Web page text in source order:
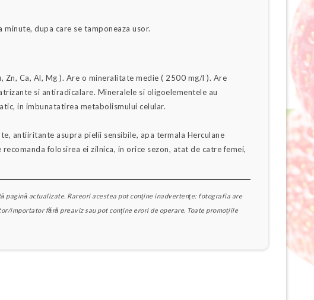
dupa care se tamponeaza usor.
Zn, Ca, Al, Mg ). Are o mineralitate medie ( 2500 mg/l ). Are
si antiradicalare. Mineralele si oligoelementele au
in imbunatatirea metabolismului celular.
antiiritante asupra pielii sensibile, apa termala Herculane
folosirea ei zilnica, in orice sezon, atat de catre femei,
actualizate. Rareori acestea pot conţine inadvertenţe: fotografia are
importator fără preaviz sau pot conţine erori de operare. Toate promoţiile